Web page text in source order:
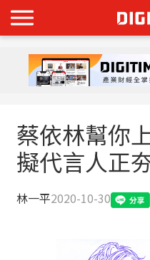
蔡依林幫你
擬代言人正
林一平2020-10-30